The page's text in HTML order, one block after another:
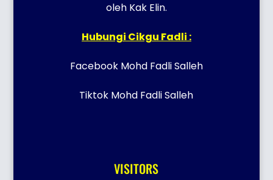
oleh Kak Elin.
Hubungi Cikgu Fadli :
Facebook Mohd Fadli Salleh
Tiktok Mohd Fadli Salleh
VISITORS